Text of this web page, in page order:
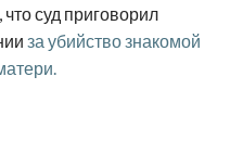
суд приговорил
за убийство знакомой